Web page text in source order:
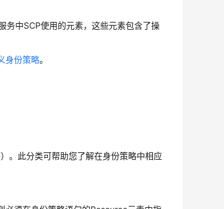
务中SCP使用的元素，这些元素包含了操
身份策略。
。此分类可帮助您了解在身份策略中相应